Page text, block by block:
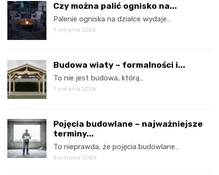
Czy można palić ognisko na...
Palenie ogniska na działce wydaje…
7 sierpnia 2026
Budowa wiaty – formalności i...
To nie jest budowa, którą…
7 sierpnia 2026
Pojęcia budowlane – najważniejsze
terminy...
To nieprawda, że pojęcia budowlane…
6 sierpnia 2026